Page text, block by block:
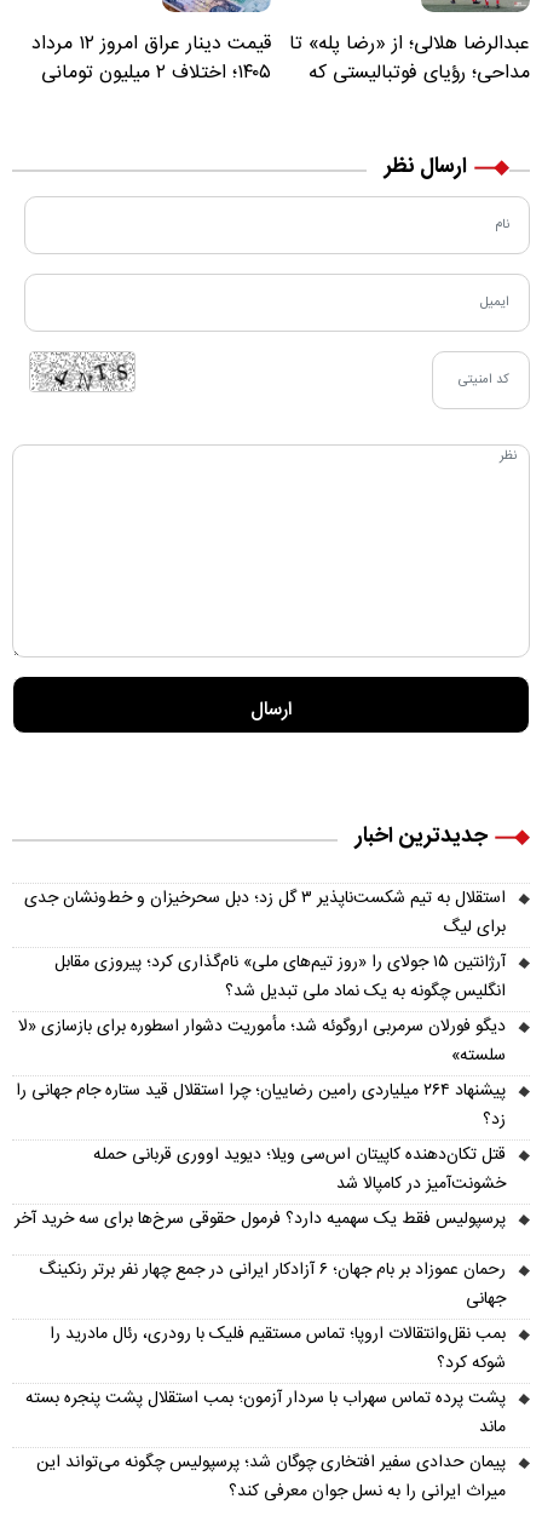
عبدالرضا هلالی؛ از «رضا پله» تا
مداحی؛ رؤیای فوتبالیستی که
قیمت دینار عراق امروز ۱۲ مرداد
۱۴۰۵؛ اختلاف ۲ میلیون تومانی
ارسال نظر
جدیدترین اخبار
استقلال به تیم شکست‌ناپذیر ۳ گل زد؛ دبل سحرخیزان و خط‌ونشان جدی
برای لیگ
آرژانتین ۱۵ جولای را «روز تیم‌های ملی» نام‌گذاری کرد؛ پیروزی مقابل
انگلیس چگونه به یک نماد ملی تبدیل شد؟
دیگو فورلان سرمربی اروگوئه شد؛ مأموریت دشوار اسطوره برای بازسازی «لا
سلسته»
پیشنهاد ۲۶۴ میلیاردی رامین رضاییان؛ چرا استقلال قید ستاره جام جهانی را
زد؟
قتل تکان‌دهنده کاپیتان اس‌سی ویلا؛ دیوید اووری قربانی حمله
خشونت‌آمیز در کامپالا شد
پرسپولیس فقط یک سهمیه دارد؟ فرمول حقوقی سرخ‌ها برای سه خرید آخر
رحمان عموزاد بر بام جهان؛ ۶ آزادکار ایرانی در جمع چهار نفر برتر رنکینگ
جهانی
بمب نقل‌وانتقالات اروپا؛ تماس مستقیم فلیک با رودری، رئال مادرید را
شوکه کرد؟
پشت پرده تماس سهراب با سردار آزمون؛ بمب استقلال پشت پنجره بسته
ماند
پیمان حدادی سفیر افتخاری چوگان شد؛ پرسپولیس چگونه می‌تواند این
میراث ایرانی را به نسل جوان معرفی کند؟